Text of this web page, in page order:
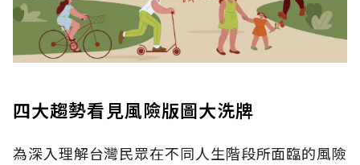
四大趨勢看見風險版圖大洗牌
為深入理解台灣民眾在不同人生階段所面臨的風險